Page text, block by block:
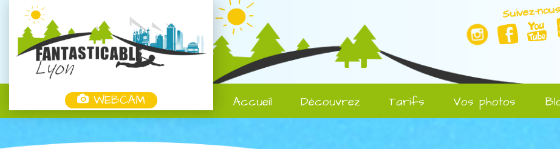
WEBCAM
Suivez-
Accueil
Découvrez Tarifs Vos photos